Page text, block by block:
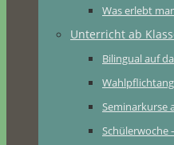
Was erlebt
Unterricht ab
Bilingual auf
Seminarkurse
Schülerwoche